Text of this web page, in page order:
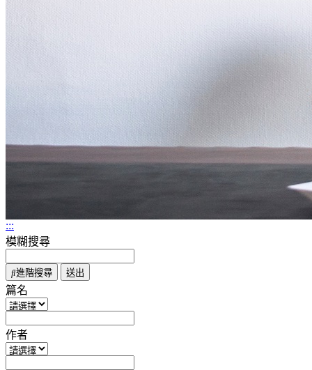
:::
模糊搜尋
進階搜尋
篇名
作者